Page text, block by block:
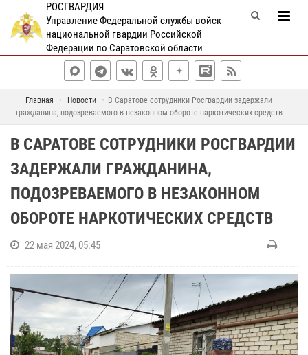
РОСГВАРДИЯ
Управление Федеральной службы войск
национальной гвардии Российской
Федерации по Саратовской области
Главная Новости
В Саратове сотрудники Росгвардии задержали
гражданина, подозреваемого в незаконном обороте наркотических средств
В САРАТОВЕ СОТРУДНИКИ РОСГВАРДИИ
ЗАДЕРЖАЛИ ГРАЖДАНИНА,
ПОДОЗРЕВАЕМОГО В НЕЗАКОННОМ
ОБОРОТЕ НАРКОТИЧЕСКИХ СРЕДСТВ
22 мая 2024, 05:45